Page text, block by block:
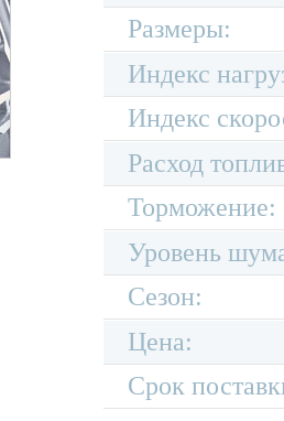
Размеры:
Индекс
Индекс
Расход
Торможение:
Уровень
Сезон:
Цена:
Срок